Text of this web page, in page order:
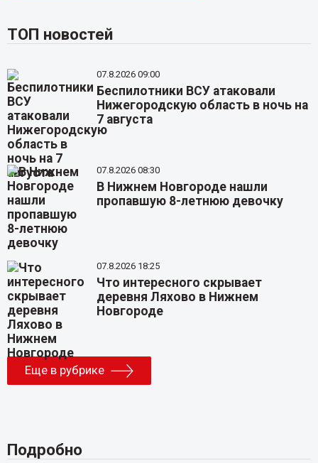
ТОП новостей
07.8.2026 09:00
Беспилотники ВСУ атаковали
Нижегородскую область в ночь на
7 августа
07.8.2026 08:30
В Нижнем Новгороде нашли
пропавшую 8-летнюю девочку
07.8.2026 18:25
Что интересного скрывает
деревня Ляхово в Нижнем
Новгороде
Еще в рубрике
Подробно